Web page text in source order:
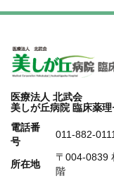
医療法人 北武会
美しが丘病院 臨床薬
電話番
号
011-882-0111
所在地
〒004-0839
階